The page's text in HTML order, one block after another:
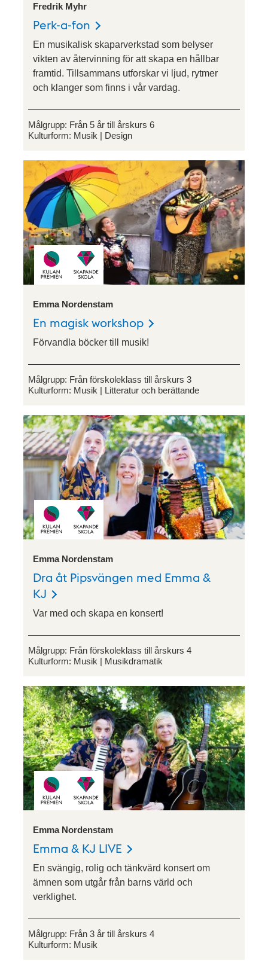
Fredrik Myhr
Perk-a-fon
En musikalisk skaparverkstad som belyser
vikten av återvinning för att skapa en hållbar
framtid. Tillsammans utforskar vi ljud, rytmer
och klanger som finns i vår vardag.
Målgrupp: Från 5 år till årskurs 6
Kulturform: Musik Design
Emma Nordenstam
En magisk workshop
Förvandla böcker till musik!
Målgrupp: Från förskoleklass till årskurs 3
Kulturform: Musik Litteratur och berättande
Emma Nordenstam
Dra åt Pipsvängen med Emma &
KJ
Var med och skapa en konsert!
Målgrupp: Från förskoleklass till årskurs 4
Kulturform: Musik Musikdramatik
Emma Nordenstam
Emma & KJ LIVE
En svängig, rolig och tänkvärd konsert om
ämnen som utgår från barns värld och
verklighet.
Målgrupp: Från 3 år till årskurs 4
Kulturform: Musik